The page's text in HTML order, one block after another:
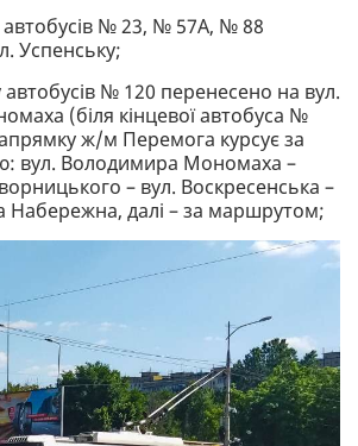
автобусів № 23, № 57А, № 88
Успенську;
автобусів № 120 перенесено на вул.
(біля кінцевої автобуса №
ж/м Перемога курсує за
вул. Володимира Мономаха –
– вул. Воскресенська –
Набережна, далі – за маршрутом;